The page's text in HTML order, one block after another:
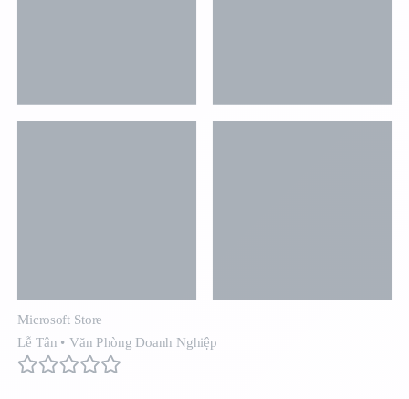
Microsoft Store
Lễ Tân • Văn Phòng Doanh Nghiệp